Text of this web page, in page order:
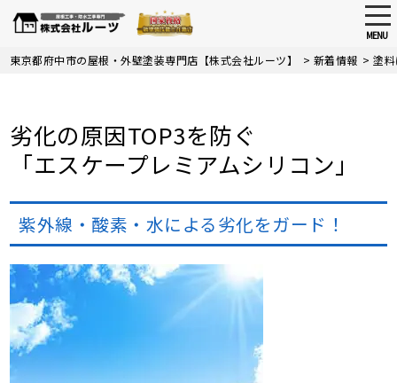
Skip
MENU
東京都府中市の屋根・外壁塗装専門店【株式会社ルーツ】 > 新着情報 >塗
劣化の原因TOP3を防ぐ
「エスケープレミアムシリコン」
紫外線・酸素・水による劣化をガード！